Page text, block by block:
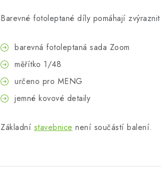
Barevné fotoleptané díly pomáhají
barevná fotoleptaná sada Zoom
měřítko 1/48
určeno pro MENG
jemné kovové detaily
Základní stavebnice není součástí balení.